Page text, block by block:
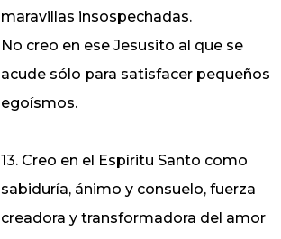
maravillas insospechadas.
No creo en ese Jesusito al que se
acude sólo para satisfacer pequeños
egoísmos.
13. Creo en el Espíritu Santo como
sabiduría, ánimo y consuelo, fuerza
creadora y transformadora del amor